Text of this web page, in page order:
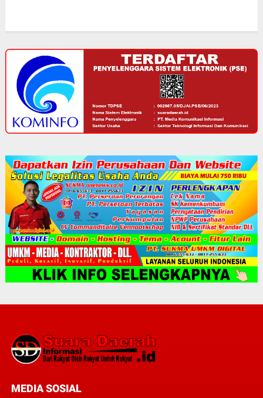
MEDIA SOSIAL